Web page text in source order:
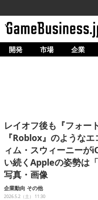
ホーム
企業動向
人材育成
産業政策
連載
開発 市場 企業
レイオフ後も『フォー
『Roblox』のような
ィム・スウィーニーが
い続くAppleの姿勢は
写真・画像
企業動向 その他
2026.5.2（土） 11:30